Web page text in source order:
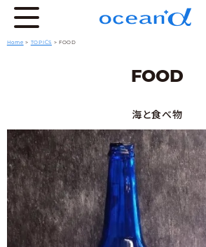
Home > TOPICS >FOOD
FOOD
海と食べ物